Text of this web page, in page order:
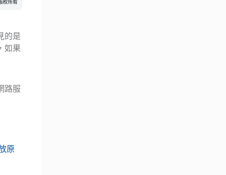
的是
如果
路服
原